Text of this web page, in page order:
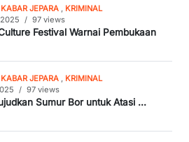
KABAR JEPARA
KRIMINAL
/ 97 views
Festival Warnai Pembukaan
KABAR JEPARA
KRIMINAL
/ 97 views
Sumur Bor untuk Atasi ...